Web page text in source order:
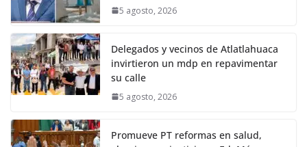
5 agosto, 2026
Delegados y vecinos de Atlatlahuaca
invirtieron un mdp en repavimentar
su calle
5 agosto, 2026
Promueve PT reformas en salud,